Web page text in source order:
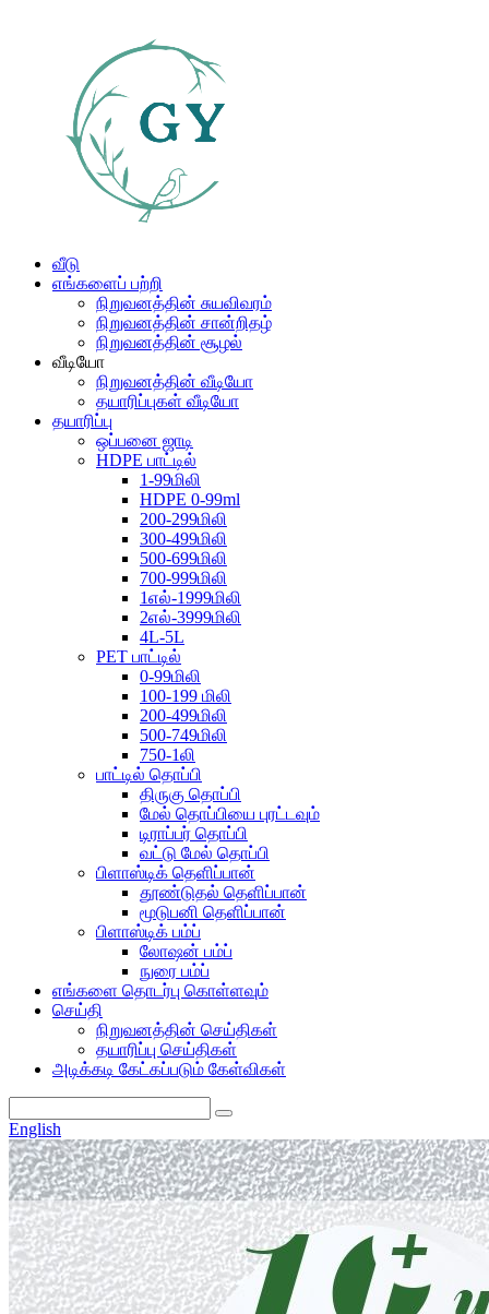
வீடு
எங்களைப் பற்றி
நிறுவனத்தின் சுயவிவரம்
நிறுவனத்தின் சான்றிதழ்
நிறுவனத்தின் சூழல்
வீடியோ
நிறுவனத்தின் வீடியோ
தயாரிப்புகள் வீடியோ
தயாரிப்பு
ஒப்பனை ஜாடி
HDPE பாட்டில்
1-99மிலி
HDPE 0-99ml
200-299மிலி
300-499மிலி
500-699மிலி
700-999மிலி
1எல்-1999மிலி
2எல்-3999மிலி
4L-5L
PET பாட்டில்
0-99மிலி
100-199 மிலி
200-499மிலி
500-749மிலி
750-1லி
பாட்டில் தொப்பி
திருகு தொப்பி
மேல் தொப்பியை புரட்டவும்
டிராப்பர் தொப்பி
வட்டு மேல் தொப்பி
பிளாஸ்டிக் தெளிப்பான்
தூண்டுதல் தெளிப்பான்
மூடுபனி தெளிப்பான்
பிளாஸ்டிக் பம்ப்
லோஷன் பம்ப்
நுரை பம்ப்
எங்களை தொடர்பு கொள்ளவும்
செய்தி
நிறுவனத்தின் செய்திகள்
தயாரிப்பு செய்திகள்
அடிக்கடி கேட்கப்படும் கேள்விகள்
English